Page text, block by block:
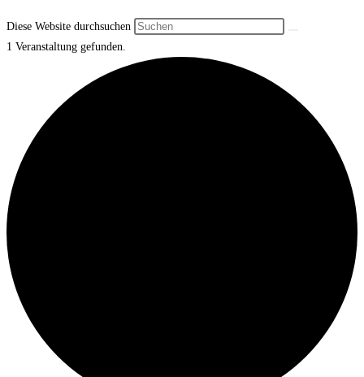
Diese Website durchsuchen
1 Veranstaltung gefunden.